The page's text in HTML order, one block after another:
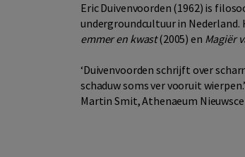
Eric Duivenvoorden (1962) is
undergroundcultuur in Nederland.
emmer en kwast(2005) en Magiër
‘Duivenvoorden schrijft over
schaduw soms ver vooruit wierpen.’
Martin Smit, Athenaeum